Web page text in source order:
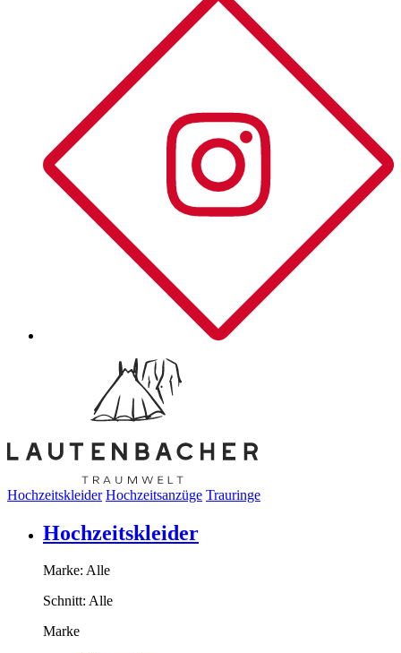
Hochzeitskleider Hochzeitsanzüge Trauringe
Hochzeitskleider
Marke: Alle
Schnitt: Alle
Marke